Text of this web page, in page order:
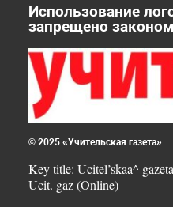
Использование
запрещено законом
© 2025 «Учительская газета»
Key title: Ucitel’skaa^
Ucit. gaz (Online)